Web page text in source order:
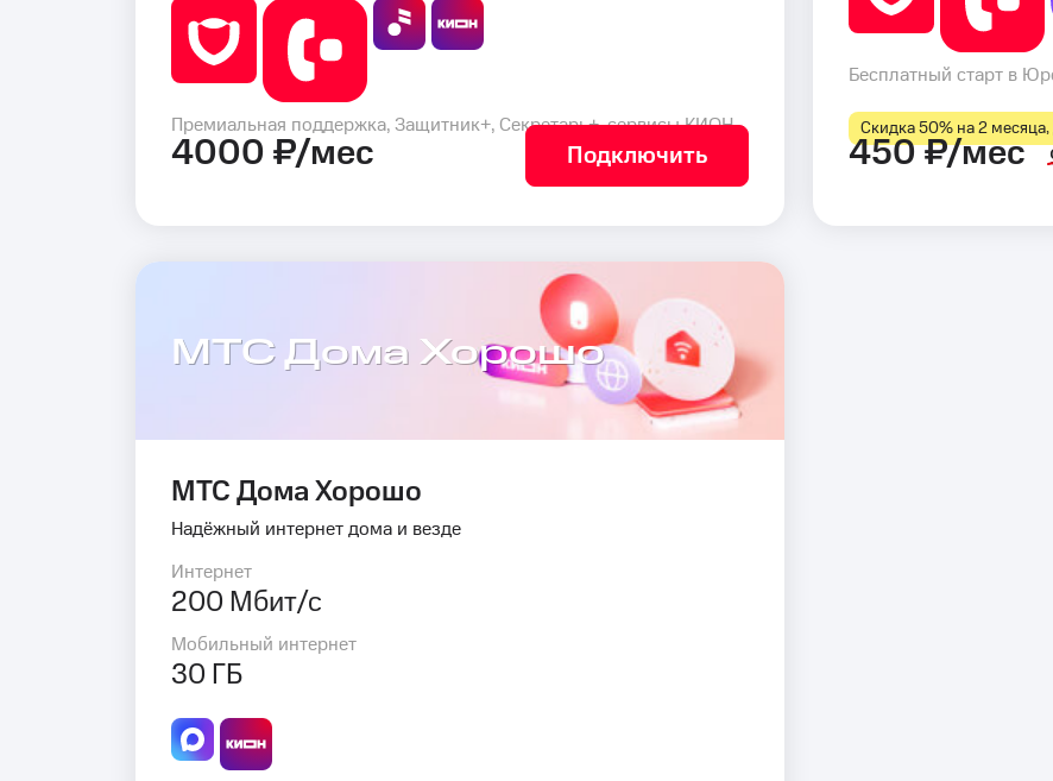
Премиальная поддержка, Защитник+, Секретарь+, сервисы КИОН
4000 ₽/мес Подключить
Бесплатный старт в
Скидка 50% на 2
450 ₽/мес
МТС Дома Хорошо
МТС Дома Хорошо
Надёжный интернет дома и везде
Интернет
200 Мбит/с
Мобильный интернет
30 ГБ